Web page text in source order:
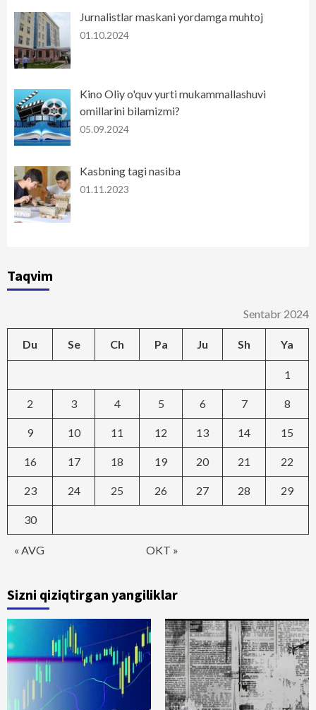
Jurnalistlar maskani yordamga muhtoj
01.10.2024
Kino Oliy o'quv yurti mukammallashuvi
omillarini bilamizmi?
05.09.2024
Kasbning tagi nasiba
01.11.2023
Taqvim
Sentabr 2024
Du Se Ch Pa Ju Sh Ya
« AVG OKT »
1
2 3 4 5 6 7 8
9 10 11 12 13 14 15
16 17 18 19 20 21 22
23 24 25 26 27 28 29
30
Sizni qiziqtirgan yangiliklar